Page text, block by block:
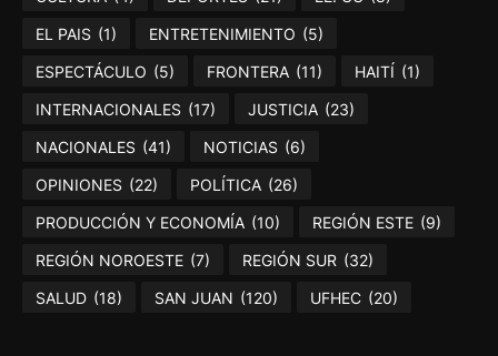
EL PAIS (1) ENTRETENIMIENTO (5)
ESPECTÁCULO (5) FRONTERA (11) HAITÍ (1)
INTERNACIONALES (17) JUSTICIA (23)
NACIONALES (41) NOTICIAS (6)
OPINIONES (22) POLÍTICA (26)
PRODUCCIÓN Y ECONOMÍA (10) REGIÓN ESTE (9)
REGIÓN NOROESTE (7) REGIÓN SUR (32)
SALUD (18) SAN JUAN (120) UFHEC (20)